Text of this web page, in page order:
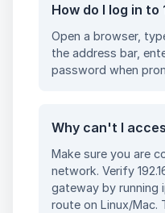
How do I log in to
Open a browser,
the address bar,
password when
Why can't I
Make sure you are
network. Verify
gateway by running
route on Linux/